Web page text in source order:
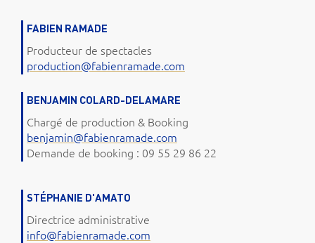
FABIEN RAMADE
Producteur de spectacles
production@fabienramade.com
BENJAMIN COLARD-DELAMARE
Chargé de production & Booking
benjamin@fabienramade.com
Demande de booking : 09 55 29 86 22
STÉPHANIE D'AMATO
Directrice administrative
info@fabienramade.com